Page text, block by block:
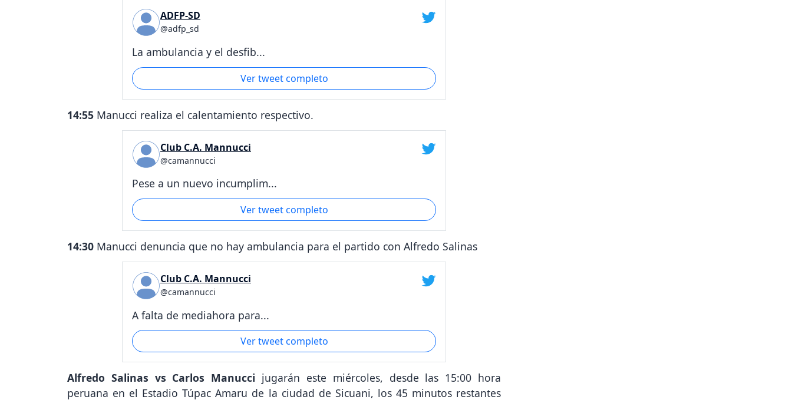
ADFP-SD
@adfp_sd
La ambulancia y el desfib...
Ver tweet completo
14:55 Manucci realiza el calentamiento respectivo.
Club C.A. Mannucci
@camannucci
Pese a un nuevo incumplim...
Ver tweet completo
14:30 Manucci denuncia que no hay ambulancia para el partido con Alfredo Salinas
Club C.A. Mannucci
@camannucci
A falta de mediahora para...
Ver tweet completo
Alfredo Salinas vs Carlos Manucci jugarán este miércoles, desde las 15:00 hora
peruana en el Estadio Túpac Amaru de la ciudad de Sicuani, los 45 minutos restantes